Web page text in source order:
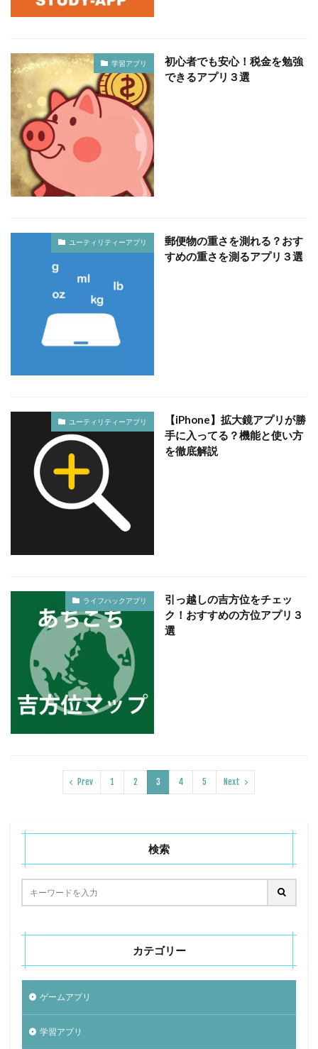
学習アプリ
初心者でも安心！税金を勉強
できるアプリ３選
ユーティリティーアプリ
郵便物の重さを測れる？おす
すめの重さを測るアプリ３選
ユーティリティーアプリ
【iPhone】拡大鏡アプリが勝
手に入ってる？機能と使い方
を徹底解説
ライフハックアプリ
引っ越しの吉方位をチェッ
ク！おすすめの方位アプリ３
選
Prev 1 2 3 4 5 Next
検索
カテゴリー
ゲームアプリ
学習アプリ